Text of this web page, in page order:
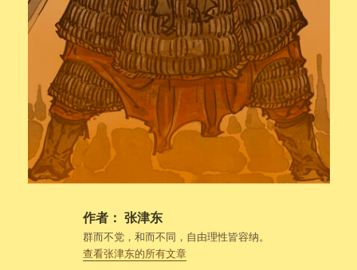
作者： 张津东
群而不党，和而不同，自由理性皆容纳。
查看张津东的所有文章